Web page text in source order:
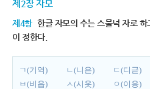
제2장 자모
제4항 한글 자모의 수는 스물넉 자로
이 정한다.
ㄱ(기역) ㄴ(니은) ㄷ(디귿)
ㅂ(비읍)
ㅅ(시옷) ㅇ(이응)